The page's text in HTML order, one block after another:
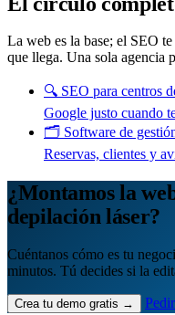
La web es la base; el SEO
que llega. Una sola agencia
🔍 SEO para centros
Google justo cuando
🗂️ Software de
Reservas, clientes y
¿Montamos la
depilación láser?
Cuéntanos cómo es tu
minutos. Tú decides si la
Crea tu demo gratis →